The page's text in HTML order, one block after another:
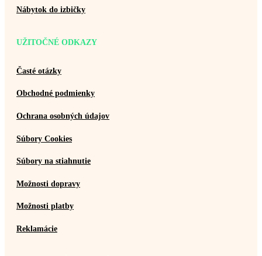
Nábytok do izbičky
UŽITOČNÉ ODKAZY
Časté otázky
Obchodné podmienky
Ochrana osobných údajov
Súbory Cookies
Súbory na stiahnutie
Možnosti dopravy
Možnosti platby
Reklamácie